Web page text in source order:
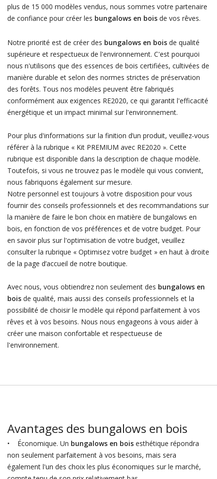
plus de 15 000 modèles vendus, nous sommes votre partenaire
de confiance pour créer les bungalows en boisde vos rêves.
Notre priorité est de créer des bungalows en boisde qualité
supérieure et respectueux de l'environnement. C'est pourquoi
nous n'utilisons que des essences de bois certifiées, cultivées de
manière durable et selon des normes strictes de préservation
des forêts. Tous nos modèles peuvent être fabriqués
conformément aux exigences RE2020, ce qui garantit l'efficacité
énergétique et un impact minimal sur l'environnement.
Pour plus d'informations sur la finition d’un produit, veuillez-vous
référer à la rubrique « Kit PREMIUM avec RE2020 ». Cette
rubrique est disponible dans la description de chaque modèle.
Toutefois, si vous ne trouvez pas le modèle qui vous convient,
nous fabriquons également sur mesure.
Notre personnel est toujours à votre disposition pour vous
fournir des conseils professionnels et des recommandations sur
la manière de faire le bon choix en matière de bungalows en
bois, en fonction de vos préférences et de votre budget. Pour
en savoir plus sur l'optimisation de votre budget, veuillez
consulter la rubrique « Optimisez votre budget » en haut à droite
de la page d’accueil de notre boutique.
Avec nous, vous obtiendrez non seulement des bungalows en
boisde qualité, mais aussi des conseils professionnels et la
possibilité de choisir le modèle qui répond parfaitement à vos
rêves et à vos besoins. Nous nous engageons à vous aider à
créer une maison confortable et respectueuse de
l'environnement.
Avantages des bungalows en bois
• Économique. Un bungalows en boisesthétique répondra
non seulement parfaitement à vos besoins, mais sera
également l'un des choix les plus économiques sur le marché,